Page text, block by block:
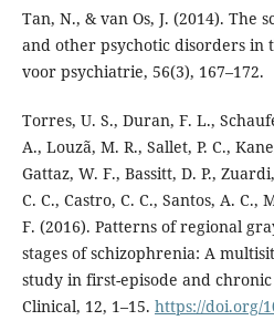
Tan, N., & van Os, J. (2014). The
and other psychotic disorders in
voor psychiatrie, 56(3), 167–172.
Torres, U. S., Duran, F. L.,
A., Louzã, M. R., Sallet, P. C.,
Gattaz, W. F., Bassitt, D. P.,
C. C., Castro, C. C., Santos, A. C.,
F. (2016). Patterns of regional
stages of schizophrenia: A
study in first-episode and
Clinical, 12, 1–15. https://doi.org/